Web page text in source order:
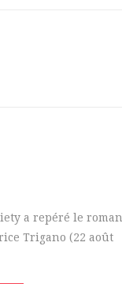
a repéré le roman
Trigano (22 août